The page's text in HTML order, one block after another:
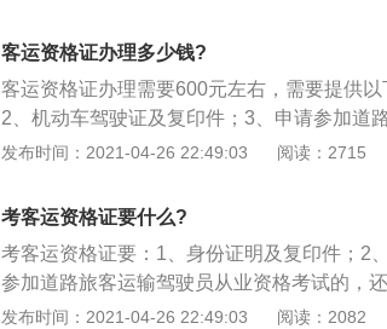
百；3、市处驾管科度审核资料后，办理安排
员《培训结业证》、《培训记录卡》、《培
排考试日期，核发准考证；5、驾管科组织考
管科录入考试信息，制作资格证，完善挡案
证件。北京市运输管理局可办理有关证件。
客运资格证办理多少钱?
客运资格证办理需要600元左右，需要提供
2、机动车驾驶证及复印件；3、申请参加道
还应当提供道路交通安全主管部门出具的3年
发布时间：2021-04-26 22:49:03 阅读：2715
考客运资格证要什么?
考客运资格证要：1、身份证明及复印件；2
参加道路旅客运输驾驶员从业资格考试的，
具的3年内无重大以上交通责任事故记录证明
发布时间：2021-04-26 22:49:03 阅读：2082